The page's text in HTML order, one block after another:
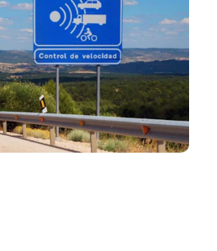
la ubicación de todos los
en las carreteras de